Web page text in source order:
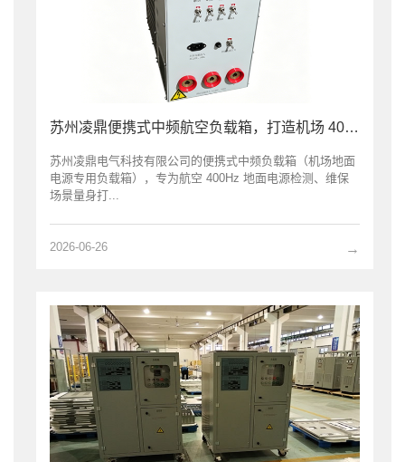
苏州凌鼎便携式中频航空负载箱，打造机场 400Hz 电源移动检测新方案
苏州凌鼎电气科技有限公司的便携式中频负载箱（机场地面
电源专用负载箱），专为航空 400Hz 地面电源检测、维保
场景量身打...
→
2026-06-26